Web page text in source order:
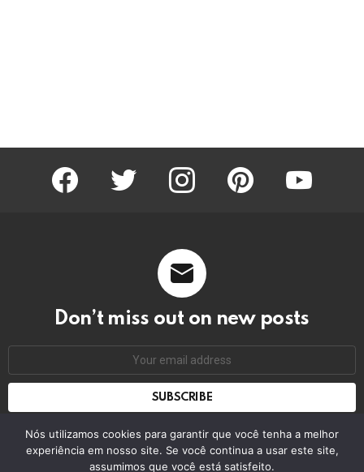
facebook twitter instagram pinterest youtube
Don’t miss out on new posts
Nós utilizamos cookies para garantir que você tenha a melhor
experiência em nosso site. Se você continua a usar este site,
assumimos que você está satisfeito.